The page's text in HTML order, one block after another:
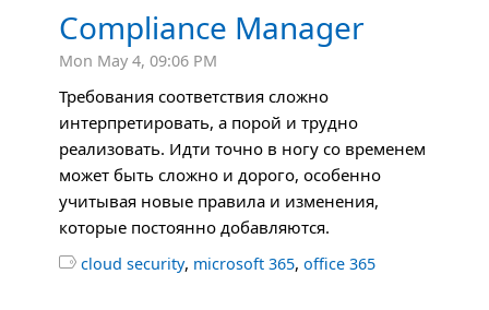
Compliance Manager
Mon May 4, 09:06 PM
Требования соответствия сложно
интерпретировать, а порой и трудно
реализовать. Идти точно в ногу со временем
может быть сложно и дорого, особенно
учитывая новые правила и изменения,
которые постоянно добавляются.
 cloud security, microsoft 365, office 365